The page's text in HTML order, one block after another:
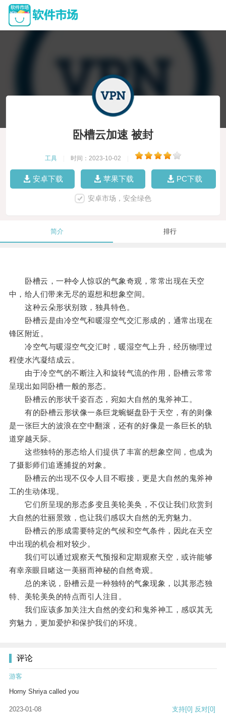
卧槽云加速 被封
工具 时间：2023-10-02
安卓下载 苹果下载 PC下载
安卓市场，安全绿色
简介 排行
卧槽云，一种令人惊叹的气象奇观，常常出现在天空
中，给人们带来无尽的遐想和想象空间。
这种云朵形状别致，独具特色。
卧槽云是由冷空气和暖湿空气交汇形成的，通常出现在
锋区附近。
冷空气与暖湿空气交汇时，暖湿空气上升，经历物理过
程使水汽凝结成云。
由于冷空气的不断注入和旋转气流的作用，卧槽云常常
呈现出如同卧槽一般的形态。
卧槽云的形状千姿百态，宛如大自然的鬼斧神工。
有的卧槽云形状像一条巨龙蜿蜒盘卧于天空，有的则像
是一张巨大的波浪在空中翻滚，还有的好像是一条巨长的轨
道穿越天际。
这些独特的形态给人们提供了丰富的想象空间，也成为
了摄影师们追逐捕捉的对象。
卧槽云的出现不仅令人目不暇接，更是大自然的鬼斧神
工的生动体现。
它们所呈现的形态多变且美轮美奂，不仅让我们欣赏到
大自然的壮丽景致，也让我们感叹大自然的无穷魅力。
卧槽云的形成需要特定的气候和空气条件，因此在天空
中出现的机会相对较少。
我们可以通过观察天气预报和定期观察天空，或许能够
有幸亲眼目睹这一美丽而神秘的自然奇观。
总的来说，卧槽云是一种独特的气象现象，以其形态独
特、美轮美奂的特点而引人注目。
我们应该多加关注大自然的变幻和鬼斧神工，感叹其无
穷魅力，更加爱护和保护我们的环境。
评论
游客
Horny Shriya called you
2023-01-08 支持[0] 反对[0]